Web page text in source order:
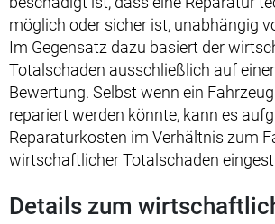
möglich oder sicher ist, unabhängig
Im Gegensatz dazu basiert der
Totalschaden ausschließlich auf
Bewertung. Selbst wenn ein
repariert werden könnte, kann es
Reparaturkosten im Verhältnis zum
wirtschaftlicher Totalschaden
Details zum